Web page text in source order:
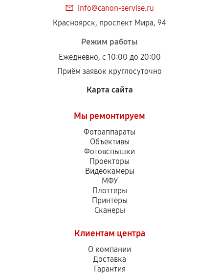
info@canon-servise.ru
Красноярск, проспект Мира, 94
Режим работы
Ежедневно, с 10:00 до 20:00
Приём заявок круглосуточно
Карта сайта
Мы ремонтируем
Фотоаппараты
Объективы
Фотовспышки
Проекторы
Видеокамеры
МФУ
Плоттеры
Принтеры
Сканеры
Клиентам центра
О компании
Доставка
Гарантия